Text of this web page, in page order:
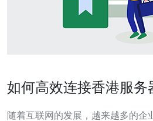
如何高效连接香港服务
随着互联网的发展，越来越多的企